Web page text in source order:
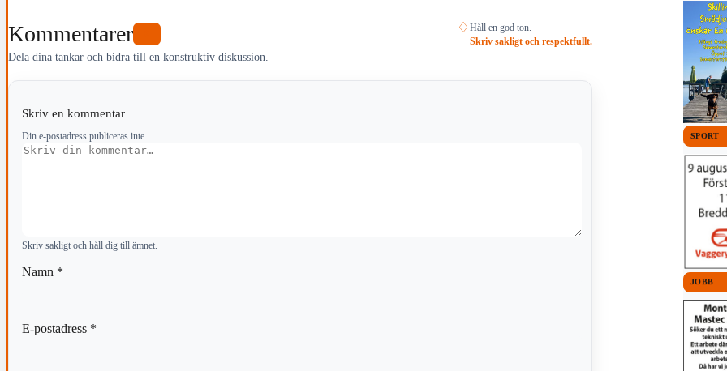
Kommentarer
Dela dina tankar och bidra till en konstruktiv diskussion.
♢ Håll en god ton.
Skriv sakligt och respektfullt.
Skriv en kommentar
Din e-postadress publiceras inte.
Kommentar
Skriv sakligt och håll dig till ämnet.
Namn *
E-postadress *
SPORT
JOBB